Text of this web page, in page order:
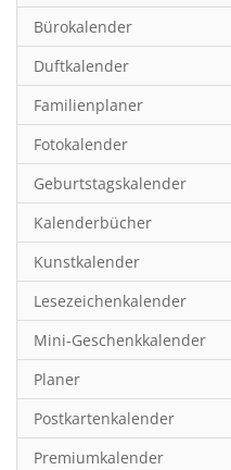
Familienplaner
Fantasy
Film
Fotokunst
Frauen
Fußball
Gaming
Geburtstagskalender
Geschichte
Hobby & Basteln
Humor & Cartoon
Inspiration & Entspannung
Bürokalender
Duftkalender
Familienplaner
Fotokalender
Geburtstagskalender
Kalenderbücher
Kunstkalender
Lesezeichenkalender
Mini-Geschenkkalender
Planer
Postkartenkalender
Premiumkalender